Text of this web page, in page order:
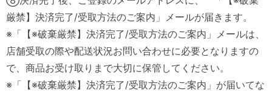
厳禁】決済完了/受取方法のご案内」メールが届きます。
※「【※破棄厳禁】決済完了/受取方法のご案内」メールは、
店舗受取の際や配送状況お問い合わせに必要となりますの
で、商品お受け取りまで大切に保管してください。
※「【※破棄厳禁】決済完了/受取方法のご案内」が届いてな